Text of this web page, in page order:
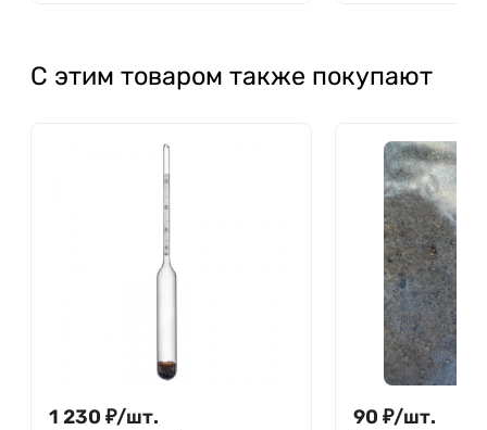
С этим товаром также покупают
1 230 ₽/шт. 90 ₽/шт.